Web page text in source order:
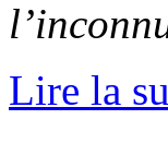
Lire la